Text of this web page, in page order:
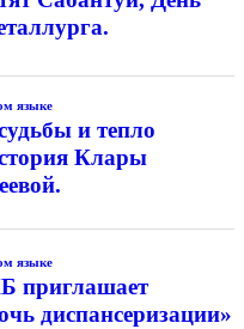
языке
и тепло
Клары
языке
приглашает
диспансеризации»